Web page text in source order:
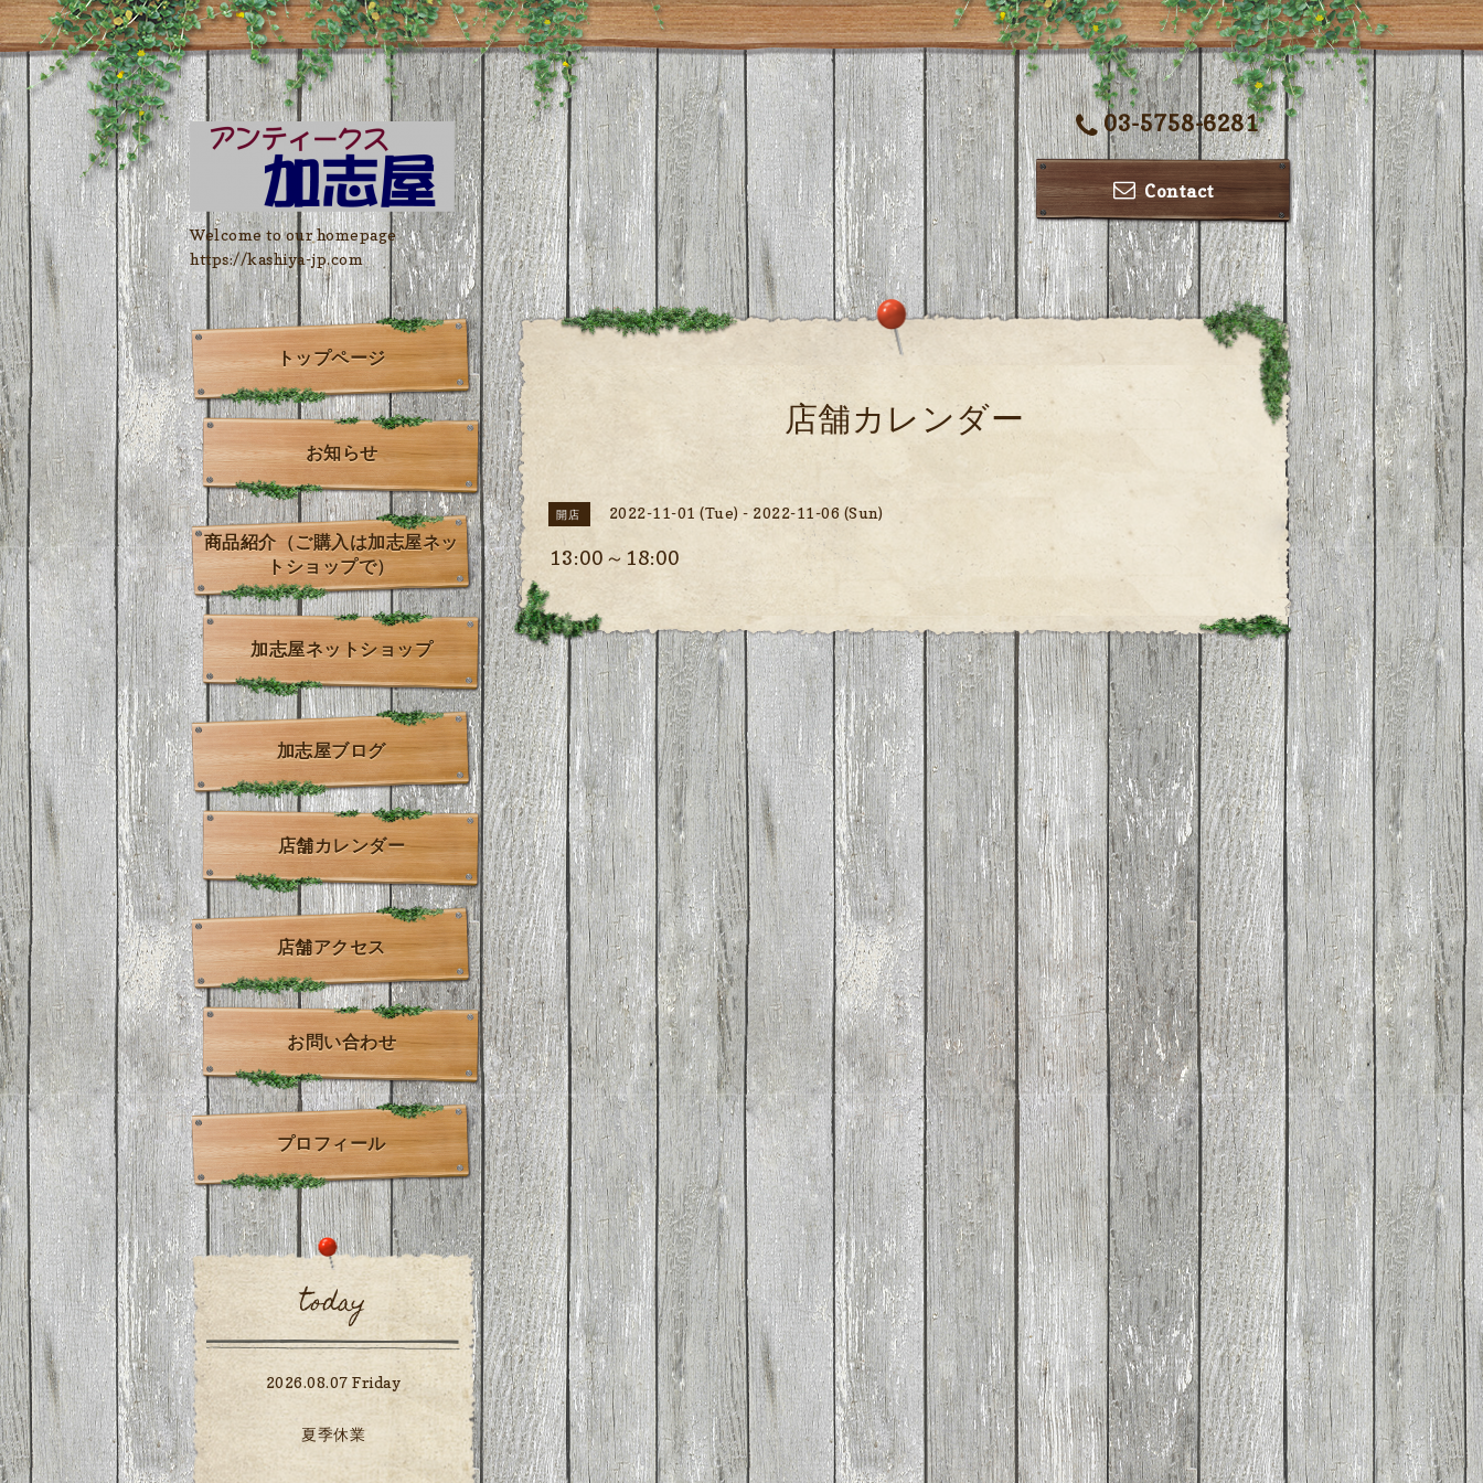
03-5758-6281
Contact
Welcome to our homepage
https://kashiya-jp.com
店舗カレンダー
開店 2022-11-01 (Tue) - 2022-11-06 (Sun)
13:00～18:00
トップページ
お知らせ
商品紹介（ご購入は加志屋ネッ
トショップで）
加志屋ネットショップ
加志屋ブログ
店舗カレンダー
店舗アクセス
お問い合わせ
プロフィール
today
2026.08.07 Friday
夏季休業